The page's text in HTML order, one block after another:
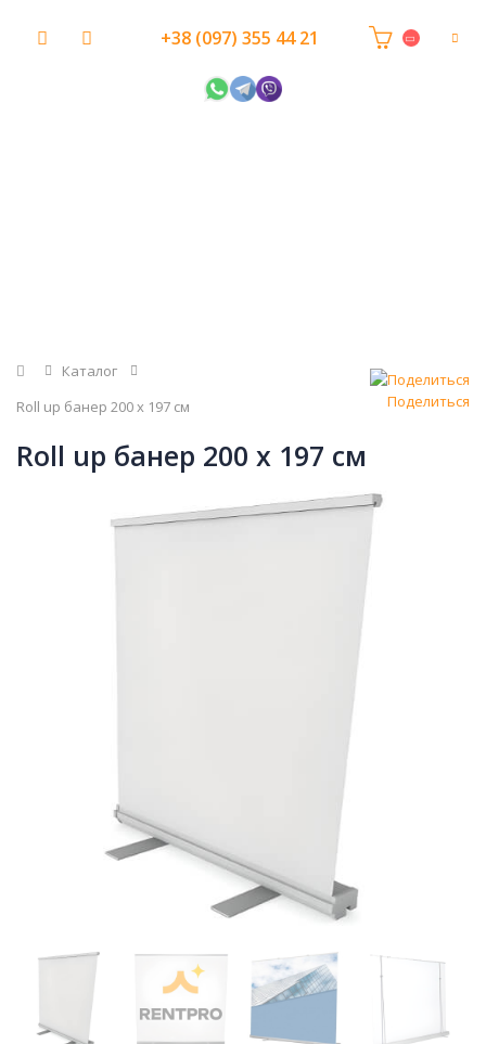
+38 (097) 355 44 21
Главная
Каталог
Roll up банер 200 х 197 см
Поделиться
Roll up банер 200 х 197 см